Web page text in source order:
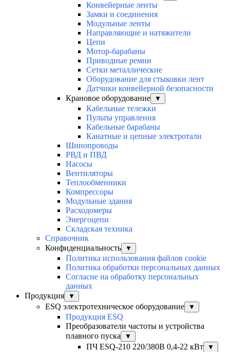
Конвейерные ленты
Замки и соединения
Модульные ленты
Направляющие и натяжители
Цепи
Мотор-барабаны
Приводные ремни
Сетки металлические
Оборудование для стыковки лент
Датчики конвейерной безопасности
Крановое оборудование
▼
Кабельные тележки
Пульты управления
Кабельные барабаны
Канатные и цепные электротали
Шинопроводы
РВД и ПВД
Насосы
Вентиляторы
Теплообменники
Компрессоры
Модульные здания
Расходомеры
Энергоцепи
Складская техника
Справочник
Конфиденциальность
▼
Политика использования файлов cookie
Политика обработки персональных данных
Согласие на обработку персональных
данных
Продукция
▼
ESQ электротехническое оборудование ▼
Продукция ESQ
Преобразователи частоты и устройства
плавного пуска
▼
ПЧ ESQ-210 220/380В 0,4-22 кВт ▼